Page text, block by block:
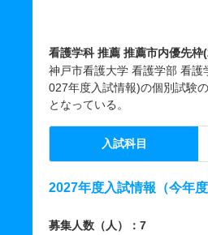
看護学科 推薦 推薦市内優先枠
神戸市看護大学 看護学部 看
027年度入試情報)の個別試験
となっている。
入試科目
2027年度入試情報（今年度
募集人数（人）：7